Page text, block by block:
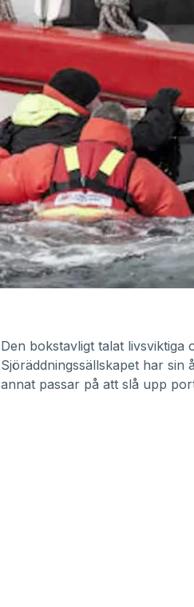
Den bokstavligt talat livsviktiga
Sjöräddningssällskapet har sin
annat passar på att slå upp